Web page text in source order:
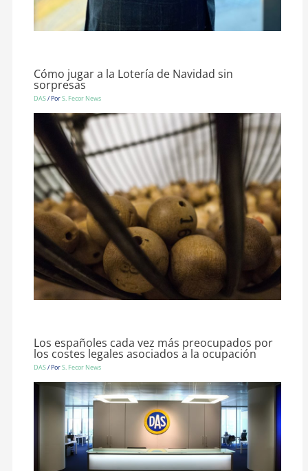
Cómo jugar a la Lotería de Navidad sin
sorpresas
DAS/ PorS. Fecor News
Los españoles cada vez más preocupados por
los costes legales asociados a la ocupación
DAS/ PorS. Fecor News